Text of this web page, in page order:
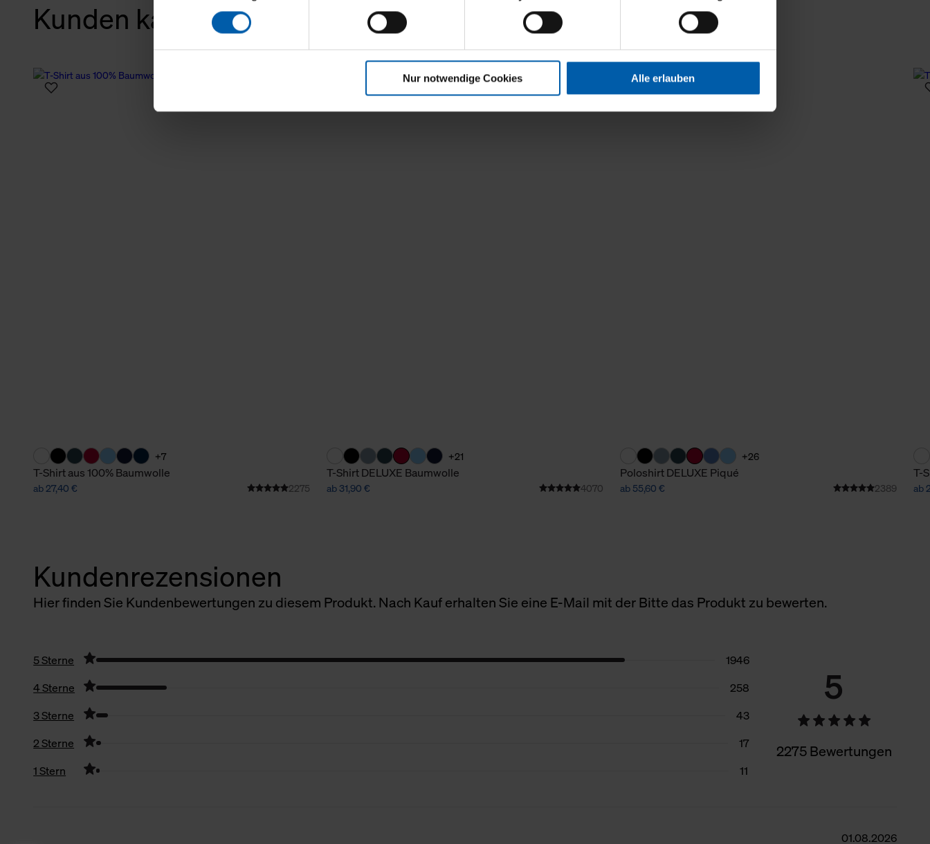
sowie für Marketing-, Statistik- und Tracking-Zwecke zur Analyse und Optimierung unserer Webpräsenz speichern wir
personenbezogene Informationen. Diese übermitteln wir in anonymisierter Form an Dritte wie etwa unsere
Klicken Sie auf "Alle erlauben", damit wir alle Cookies und Web-Technologien für Ihr personalisiertes Einkaufserlebnis
verwenden dürfen. Über die jeweiligen Schaltflächen können Sie die Arten der Cookies selbst festlegen, die Sie erlauben
Nur notwendige Cookies Alle erlauben
Kunden kauften auch
+7
T-Shirt aus 100% Baumwolle
ab 27,40 € 2275
+21
T-Shirt DELUXE Baumwolle
ab 31,90 € 4070
+26
Poloshirt DELUXE Piqué
ab 55,60 € 2389
T-
ab
Kundenrezensionen
Hier finden Sie Kundenbewertungen zu diesem Produkt. Nach Kauf erhalten Sie eine E-Mail mit der Bitte das Produkt zu bewerten.
5
2275 Bewertungen
5 Sterne
1946
4 Sterne
258
3 Sterne
43
2 Sterne
17
1 Stern
11
01.08.2026